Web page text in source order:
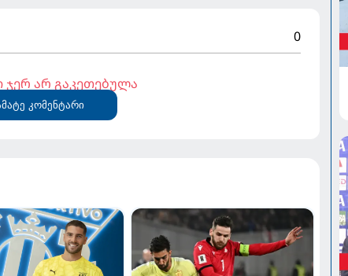
0
ჯერ არ გაკეთებულა
კომენტარი